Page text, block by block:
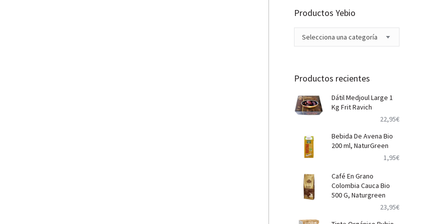
Productos Yebio
Selecciona una categoría
Productos recientes
Dátil Medjoul Large 1
Kg Frit Ravich
22,95€
Bebida De Avena Bio
200 ml, NaturGreen
1,95€
Café En Grano
Colombia Cauca Bio
500 G, Naturgreen
23,95€